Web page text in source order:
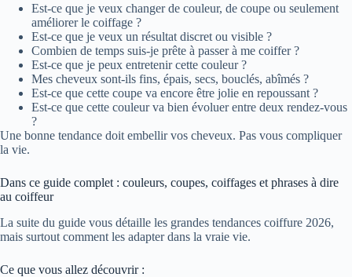
Est-ce que je veux changer de couleur, de coupe ou seulement
améliorer le coiffage ?
Est-ce que je veux un résultat discret ou visible ?
Combien de temps suis-je prête à passer à me coiffer ?
Est-ce que je peux entretenir cette couleur ?
Mes cheveux sont-ils fins, épais, secs, bouclés, abîmés ?
Est-ce que cette coupe va encore être jolie en repoussant ?
Est-ce que cette couleur va bien évoluer entre deux rendez-vous
?
Une bonne tendance doit embellir vos cheveux. Pas vous compliquer
la vie.
Dans ce guide complet : couleurs, coupes, coiffages et phrases à dire
au coiffeur
La suite du guide vous détaille les grandes tendances coiffure 2026,
mais surtout comment les adapter dans la vraie vie.
Ce que vous allez découvrir :